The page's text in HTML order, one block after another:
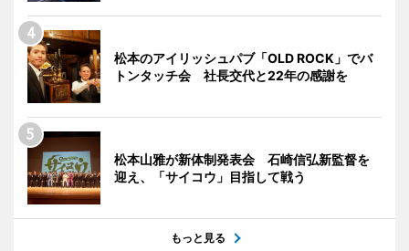
松本のアイリッシュパブ「OLD ROCK」でバ
トンタッチ会 社長交代と22年の感謝を
松本山雅が新体制発表会 石崎信弘新監督を
迎え、「サイコウ」目指して戦う
もっと見る